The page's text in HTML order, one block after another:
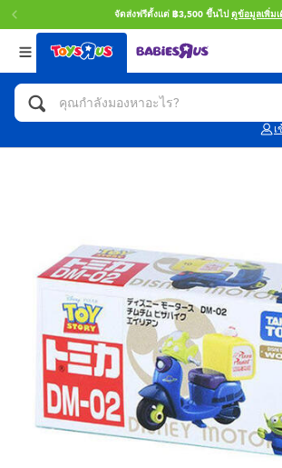
จัดส่งฟรีตั้งแต่ ฿3,500 ขึ้นไป ดูข้อมูลเพิ่มเ
กลับ
หมวดหมู่
แอคชั่นฟิกเกอร์ และการสวมบทบาท
รถของเล่น, รถบรรทุกของเล่น, รถไ
และรีโมทบังคับ
กิจกรรมและงานคราฟท์
ตุ๊กตาและของสะสม
อุปกรณ์อิเล็คทรอนิกส์
กลับ
แบรนด์
Toy Story ทอย สตอรี่
LEGOเลโก้
Blokees บล็อคคีส์
Zuru ซูรู
X-Shot
กลับ
Age
0~2 ปี
8~11 ปี
12~14 ปี
14+ ปี